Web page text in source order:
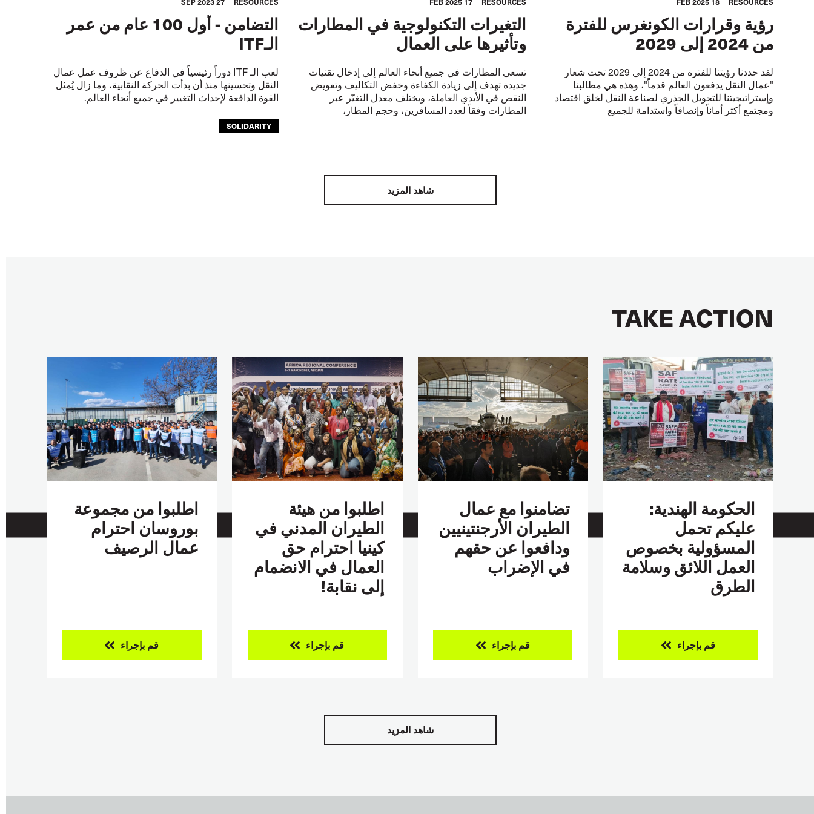
رؤية وقرارات الكونغرس للفترة
من 2024 إلى 2029
لقد حددنا رؤيتنا للفترة من 2024 إلى 2029 تحت شعار
"عمال النقل يدفعون العالم قدماًً"، وهذه هي مطالبنا
وإستراتيجيتنا للتحويل الجذري لصناعة النقل لخلق اقتصاد
ومجتمع أكثر أماناًً وإنصافاًً واستدامة للجميع
التغيرات التكنولوجية في المطارات
وتأثيرها على العمال
تسعى المطارات في جميع أنحاء العالم إلى إدخال تقنيات
جديدة تهدف إلى زيادة الكفاءة وخفض التكاليف وتعويض
النقص في الأيدي العاملة، ويختلف معدل التغيّّر عبر
المطارات وفقاً لعدد المسافرين، وحجم المطار،
التضامن - أول 100 عام من عمر
الـITF
لعب الـ ITF دوراً رئيسياً في الدفاع عن ظروف عمل عمال
النقل وتحسينها منذ أن بدأت الحركة النقابية، وما زال يُمثل
القوة الدافعة لإحداث التغيير في جميع أنحاء العالم.
SOLIDARITY
شاهد المزيد
TAKE ACTION
الحكومة الهندية:
عليكم تحمل
المسؤولية بخصوص
العمل اللائق وسلامة
الطرق
قم بإجراء
تضامنوا مع عمال
الطيران الأرجنتينيين
ودافعوا عن حقهم
في الإضراب
قم بإجراء
اطلبوا من هيئة
الطيران المدني في
كينيا احترام حق
العمال في الانضمام
إلى نقابة!
قم بإجراء
اطلبوا من مجموعة
بوروسان احترام
عمال الرصيف
قم بإجراء
شاهد المزيد